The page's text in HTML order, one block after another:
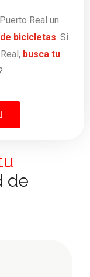
Real un
bicicletas. Si
busca tu
de